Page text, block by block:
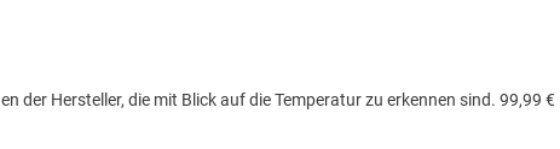
der Hersteller, die mit Blick auf die Temperatur zu erkennen sind. 99,99